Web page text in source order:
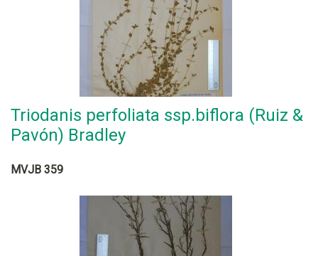
Triodanis perfoliata ssp.biflora (Ruiz &
Pavón) Bradley
MVJB 359